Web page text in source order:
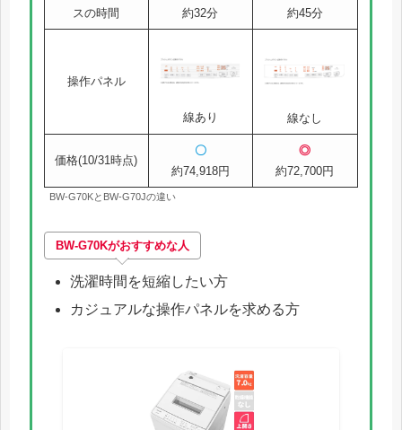
スの時間
約32分
約45分
操作パネル
線あり 線なし
価格(10/31時点)
〇
約74,918円
◎
約72,700円
BW-G70KとBW-G70Jの違い
BW-G70Kがおすすめな人
洗濯時間を短縮したい方
カジュアルな操作パネルを求める方